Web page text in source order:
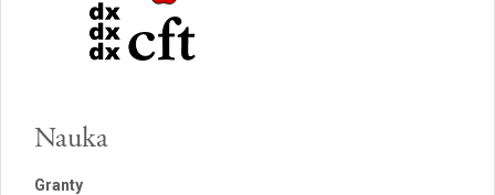
Nauka
Granty